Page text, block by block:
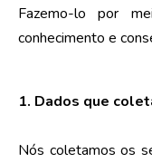
Fazemo-lo por
conhecimento e
1. Dados que
Nós coletamos os